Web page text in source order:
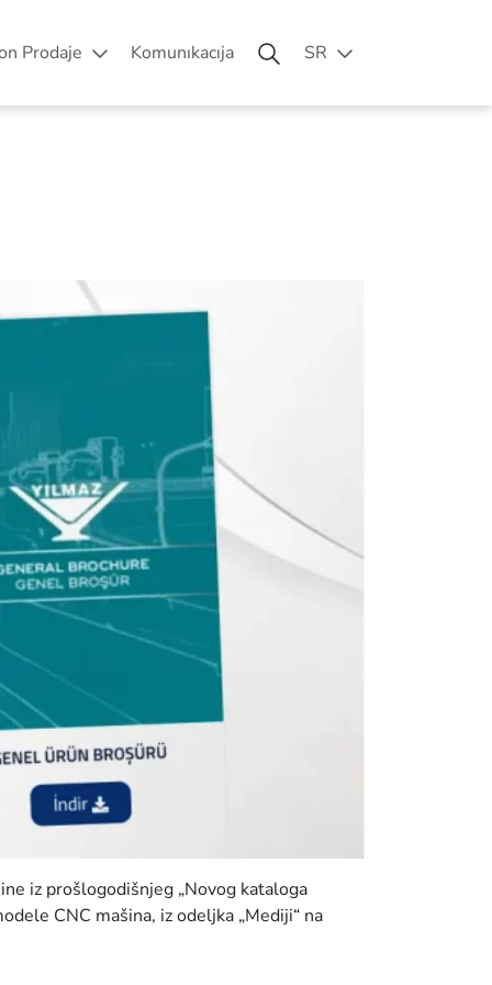
Prodaje Komunıkacıja SR
iz prošlogodišnjeg „Novog kataloga
CNC mašina, iz odeljka „Mediji“ na